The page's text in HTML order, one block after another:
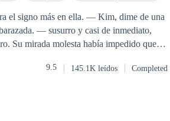
ella. — Kim, dime de una
eres la madre de mi primer hijo. Vas a
9.5 145.1K leídos Completed